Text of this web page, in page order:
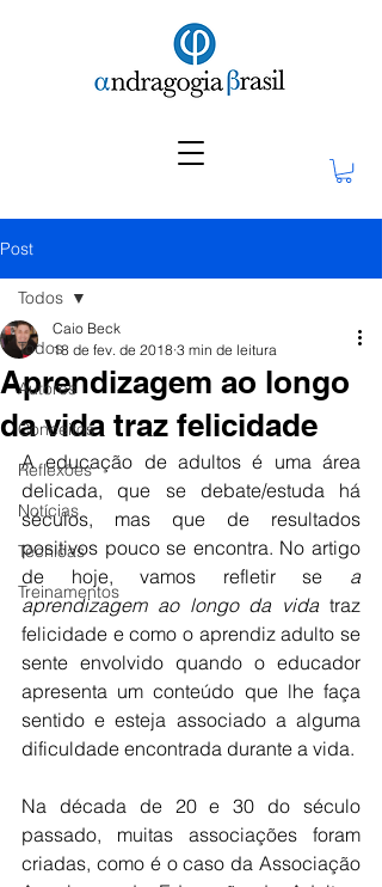
Post
Todos
Autores
Conceitos
Reflexões
Notícias
Técnicas
Treinamentos
Todos
Aprendizagem ao longo
da vida traz felicidade
Caio Beck
18 de fev. de 2018 3 min de leitura
A educação de adultos é uma área
delicada, que se debate/estuda há
séculos, mas que de resultados
positivos pouco se encontra. No artigo
de hoje, vamos refletir se a
aprendizagem ao longo da vida traz
felicidade e como o aprendiz adulto se
sente envolvido quando o educador
apresenta um conteúdo que lhe faça
sentido e esteja associado a alguma
dificuldade encontrada durante a vida.
Na década de 20 e 30 do século
passado, muitas associações foram
criadas, como é o caso da Associação